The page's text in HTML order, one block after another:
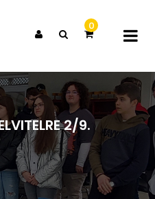
X
0
A KOSARAD JELENLEG ÜRES
2/9.